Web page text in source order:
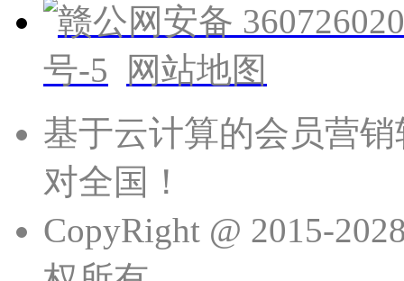
赣公网安备
号-5
网站地图
基于云计算的会员营
对全国！
CopyRight @ 2015-